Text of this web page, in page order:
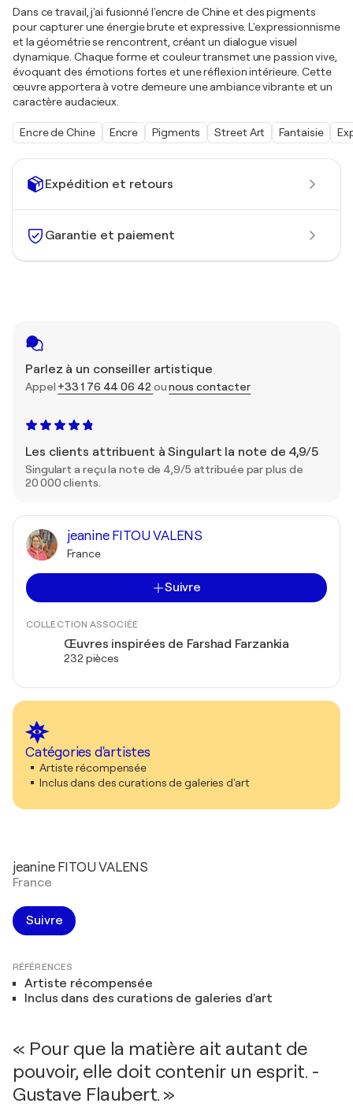
Expédition et retours
Garantie et paiement
Parlez à un conseiller artistique
Appel +33 1 76 44 06 42ounous contacter
Les clients attribuent à Singulart la note de 4,9/5
Singulart a reçu la note de 4,9/5 attribuée par plus de
20 000 clients.
jeanine FITOU VALENS
France
Suivre
COLLECTION ASSOCIÉE
Œuvres inspirées de Farshad Farzankia
232 pièces
Catégories d'artistes
Artiste récompensée
Inclus dans des curations de galeries d'art
Dans ce travail, j'ai fusionné l'encre de Chine et des pigments
pour capturer une énergie brute et expressive. L'expressionnisme
et la géométrie se rencontrent, créant un dialogue visuel
dynamique. Chaque forme et couleur transmet une passion vive,
évoquant des émotions fortes et une réflexion intérieure. Cette
œuvre apportera à votre demeure une ambiance vibrante et un
caractère audacieux.
Encre de Chine Encre Pigments Street Art Fantaisie
jeanine FITOU VALENS
France
Suivre
RÉFÉRENCES
Artiste récompensée
Inclus dans des curations de galeries d'art
« Pour que la matière ait autant de
pouvoir, elle doit contenir un esprit. -
Gustave Flaubert. »